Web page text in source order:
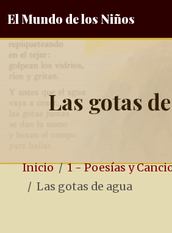
El Mundo de los Niños
Las gotas
Inicio
1 - Poesías y
Las gotas de agua